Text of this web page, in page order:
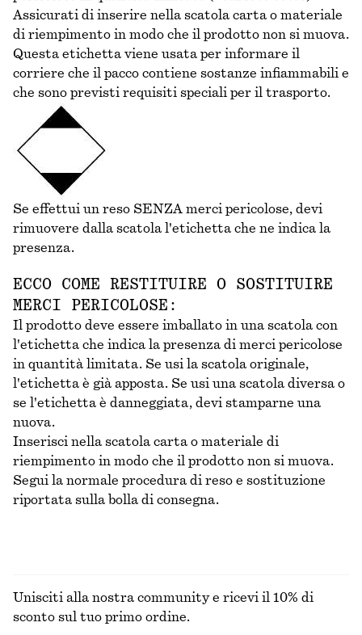
Assicurati di inserire nella scatola carta o materiale
di riempimento in modo che il prodotto non si muova.
Questa etichetta viene usata per informare il
corriere che il pacco contiene sostanze infiammabili e
che sono previsti requisiti speciali per il trasporto.
Se effettui un reso SENZA merci pericolose, devi
rimuovere dalla scatola l'etichetta che ne indica la
presenza.
ECCO COME RESTITUIRE O SOSTITUIRE
MERCI PERICOLOSE:
Il prodotto deve essere imballato in una scatola con
l'etichetta che indica la presenza di merci pericolose
in quantità limitata. Se usi la scatola originale,
l'etichetta è già apposta. Se usi una scatola diversa o
se l'etichetta è danneggiata, devi stamparne una
nuova.
Inserisci nella scatola carta o materiale di
riempimento in modo che il prodotto non si muova.
Segui la normale procedura di reso e sostituzione
riportata sulla bolla di consegna.
Unisciti alla nostra community e ricevi il 10% di
sconto sul tuo primo ordine.